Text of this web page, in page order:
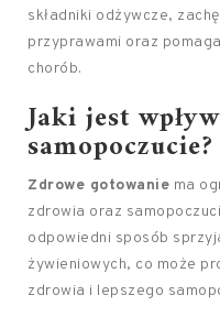
składniki odżywcze,
przyprawami oraz
chorób.
Jaki jest
samopoczucie?
Zdrowe gotowanie ma
zdrowia oraz
odpowiedni sposób
żywieniowych, co może
zdrowia i lepszego